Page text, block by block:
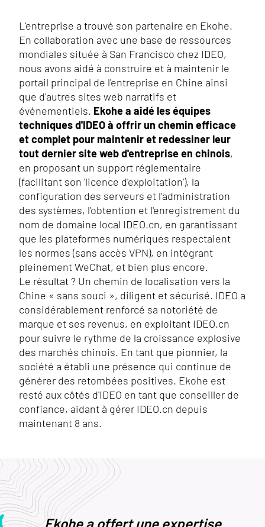
L'entreprise a trouvé son partenaire en Ekohe.
En collaboration avec une base de ressources
mondiales située à San Francisco chez IDEO,
nous avons aidé à construire et à maintenir le
portail principal de l'entreprise en Chine ainsi
que d'autres sites web narratifs et
événementiels. Ekohe a aidé les équipes
techniques d'IDEO à offrir un chemin efficace
et complet pour maintenir et redessiner leur
tout dernier site web d'entreprise en chinois,
en proposant un support réglementaire
(facilitant son 'licence d'exploitation'), la
configuration des serveurs et l'administration
des systèmes, l'obtention et l'enregistrement du
nom de domaine local IDEO.cn, en garantissant
que les plateformes numériques respectaient
les normes (sans accès VPN), en intégrant
pleinement WeChat, et bien plus encore.
Le résultat ? Un chemin de localisation vers la
Chine « sans souci », diligent et sécurisé. IDEO a
considérablement renforcé sa notoriété de
marque et ses revenus, en exploitant IDEO.cn
pour suivre le rythme de la croissance explosive
des marchés chinois. En tant que pionnier, la
société a établi une présence qui continue de
générer des retombées positives. Ekohe est
resté aux côtés d'IDEO en tant que conseiller de
confiance, aidant à gérer IDEO.cn depuis
maintenant 8 ans.
Ekohe a offert une expertise